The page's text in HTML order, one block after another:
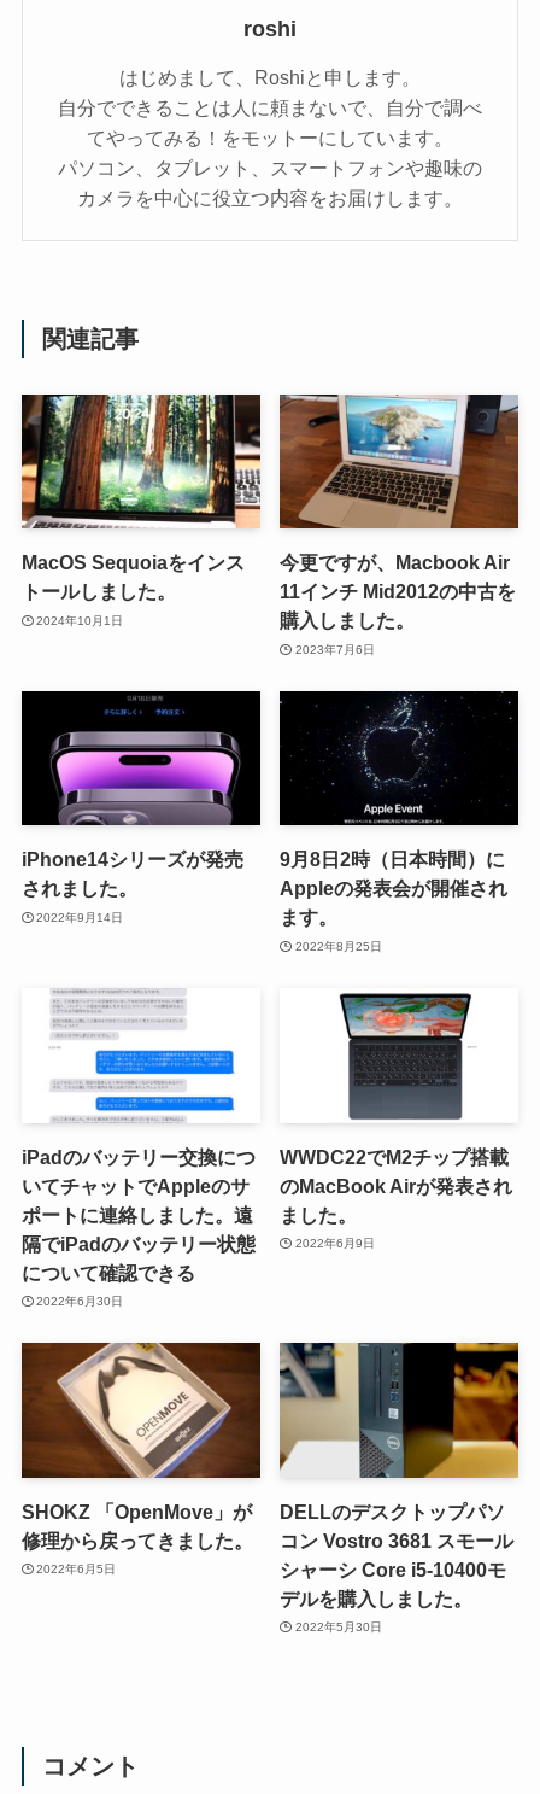
roshi
はじめまして、Roshiと申します。
自分でできることは人に頼まないで、自分で調べ
てやってみる！をモットーにしています。
パソコン、タブレット、スマートフォンや趣味の
カメラを中心に役立つ内容をお届けします。
関連記事
MacOS Sequoiaをインス
トールしました。
2024年10月1日
今更ですが、Macbook Air
11インチ Mid2012の中古を
購入しました。
2023年7月6日
iPhone14シリーズが発売
されました。
2022年9月14日
9月8日2時（日本時間）に
Appleの発表会が開催され
ます。
2022年8月25日
iPadのバッテリー交換につ
いてチャットでAppleのサ
ポートに連絡しました。遠
隔でiPadのバッテリー状態
について確認できる
2022年6月30日
WWDC22でM2チップ搭載
のMacBook Airが発表され
ました。
2022年6月9日
SHOKZ 「OpenMove」が
修理から戻ってきました。
2022年6月5日
DELLのデスクトップパソ
コン Vostro 3681 スモール
シャーシ Core i5-10400モ
デルを購入しました。
2022年5月30日
コメント